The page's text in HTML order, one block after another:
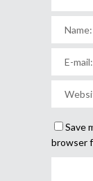
Save
browser